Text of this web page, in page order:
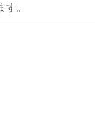
。